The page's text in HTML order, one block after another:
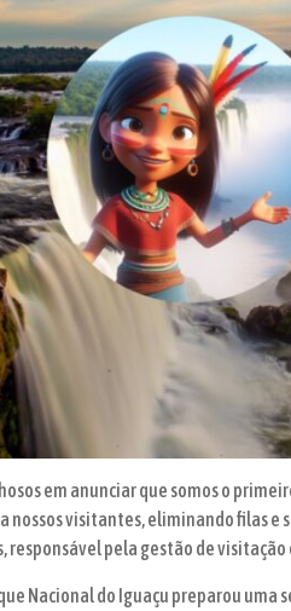
em anunciar que somos o
visitantes, eliminando filas e
responsável pela gestão de visitação
Nacional do Iguaçu preparou